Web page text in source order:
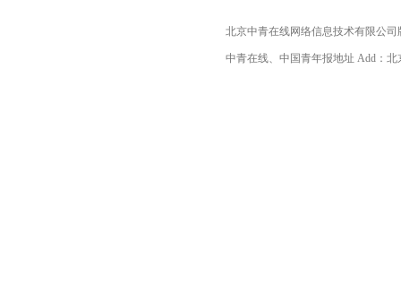
北京中青在线网络信息技术有限公
中青在线、中国青年报地址 Add：北